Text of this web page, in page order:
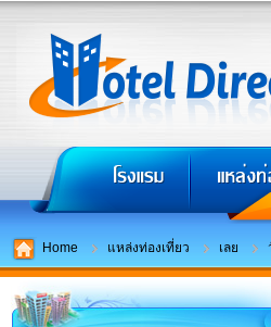
Home แหล่งท่องเที่ยว เลย